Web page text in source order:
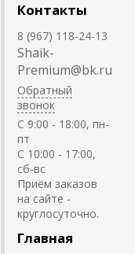
Контакты
8 (967) 118-24-13
Shaik-
Premium@bk.ru
Обратный
звонок
C 9:00 - 18:00, пн-
пт
С 10:00 - 17:00,
сб-вс
Приём заказов
на сайте -
круглосуточно.
Главная